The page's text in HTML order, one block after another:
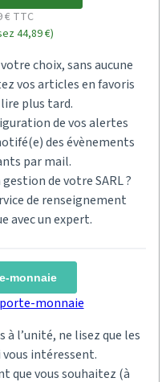
€ TTC
44,89 €)
choix, sans aucune
vos articles en favoris
plus tard.
de vos alertes
des évènements
par mail.
de votre SARL ?
de renseignement
avec un expert.
monnaie
monnaie
à l’unité, ne lisez que les
intéressent.
que vous souhaitez (à